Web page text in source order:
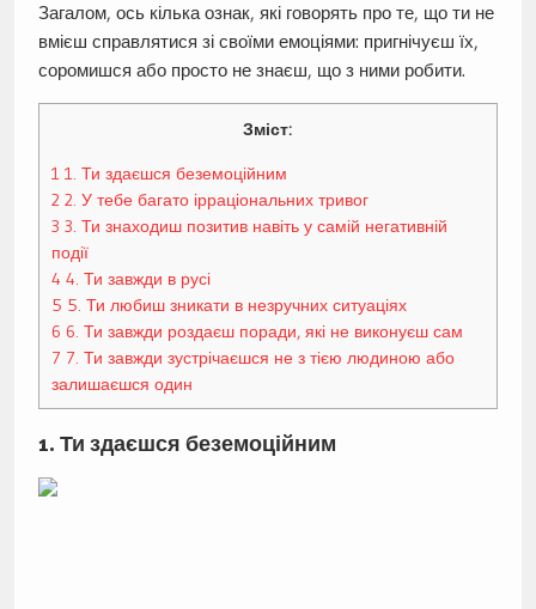
Загалом, ось кілька ознак, які говорять про те, що ти не
вмієш справлятися зі своїми емоціями: пригнічуєш їх,
соромишся або просто не знаєш, що з ними робити.
Зміст:
1 1. Ти здаєшся беземоційним
2 2. У тебе багато ірраціональних тривог
3 3. Ти знаходиш позитив навіть у самій негативній
події
4 4. Ти завжди в русі
5 5. Ти любиш зникати в незручних ситуаціях
6 6. Ти завжди роздаєш поради, які не виконуєш сам
7 7. Ти завжди зустрічаєшся не з тією людиною або
залишаєшся один
1. Ти здаєшся беземоційним